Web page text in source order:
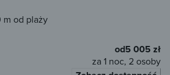
m od plaży
od5 005 zł
za 1 noc, 2 osoby